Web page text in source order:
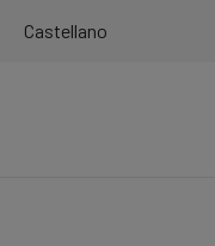
Castellano